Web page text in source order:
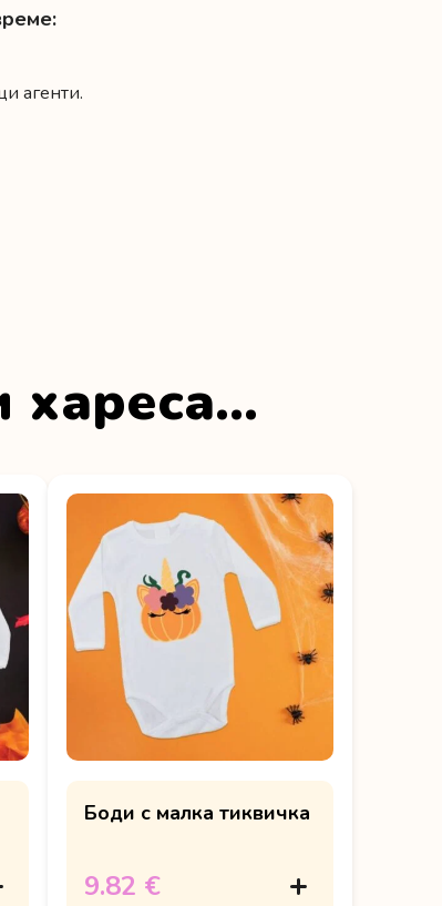
агенти.
Боди с малка тиквичка
9.82 €